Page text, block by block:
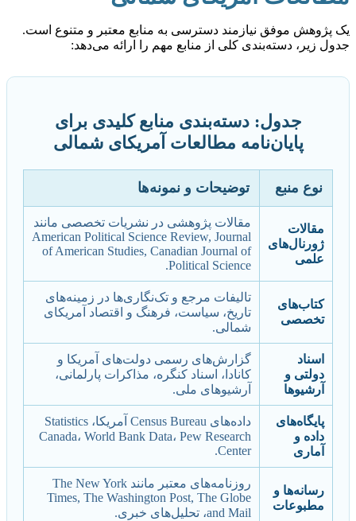
یک پژوهش موفق نیازمند دسترسی به منابع معتبر و متنوع است.
جدول زیر، دسته‌بندی کلی از منابع مهم را ارائه می‌دهد:
جدول: دسته‌بندی منابع کلیدی برای
پایان‌نامه مطالعات آمریکای شمالی
نوع منبع توضیحات و نمونه‌ها
مقالات
ژورنال‌های
علمی
مقالات پژوهشی در نشریات تخصصی مانند
American Political Science Review, Journal
of American Studies, Canadian Journal of
Political Science.
کتاب‌های
تخصصی
تالیفات مرجع و تک‌نگاری‌ها در زمینه‌های
تاریخ، سیاست، فرهنگ و اقتصاد آمریکای
شمالی.
اسناد
دولتی و
آرشیوها
گزارش‌های رسمی دولت‌های آمریکا و
کانادا، اسناد کنگره، مذاکرات پارلمانی،
آرشیوهای ملی.
پایگاه‌های
داده و
آماری
داده‌های Census Bureau آمریکا، Statistics
Canada، World Bank Data، Pew Research
Center.
رسانه‌ها و
مطبوعات
روزنامه‌های معتبر مانند The New York
Times, The Washington Post, The Globe
and Mail، تحلیل‌های خبری.